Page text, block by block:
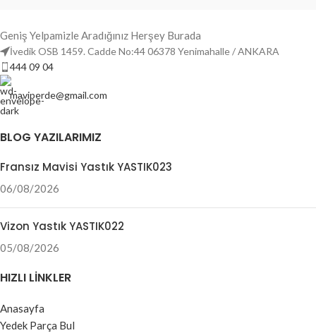
Geniş Yelpamizle Aradığınız Herşey Burada
İvedik OSB 1459. Cadde No:44 06378 Yenimahalle / ANKARA
444 09 04
maviperde@gmail.com
BLOG YAZILARIMIZ
Fransız Mavisi Yastık YASTIK023
06/08/2026
Vizon Yastık YASTIK022
05/08/2026
HIZLI LINKLER
Anasayfa
Yedek Parça Bul